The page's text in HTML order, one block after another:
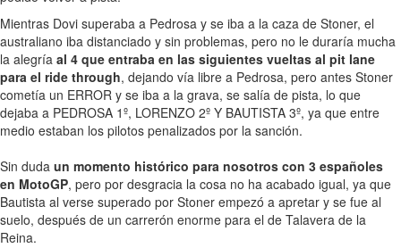
Mientras Dovi superaba a Pedrosa y se iba a la caza de Stoner, el
australiano iba distanciado y sin problemas, pero no le duraría mucha
la alegría al 4 que entraba en las siguientes vueltas al pit lane
para el ride through, dejando vía libre a Pedrosa, pero antes Stoner
cometía un ERROR y se iba a la grava, se salía de pista, lo que
dejaba a PEDROSA 1º, LORENZO 2º Y BAUTISTA 3º, ya que entre
medio estaban los pilotos penalizados por la sanción.
Sin duda un momento histórico para nosotros con 3 españoles
en MotoGP, pero por desgracia la cosa no ha acabado igual, ya que
Bautista al verse superado por Stoner empezó a apretar y se fue al
suelo, después de un carrerón enorme para el de Talavera de la
Reina.